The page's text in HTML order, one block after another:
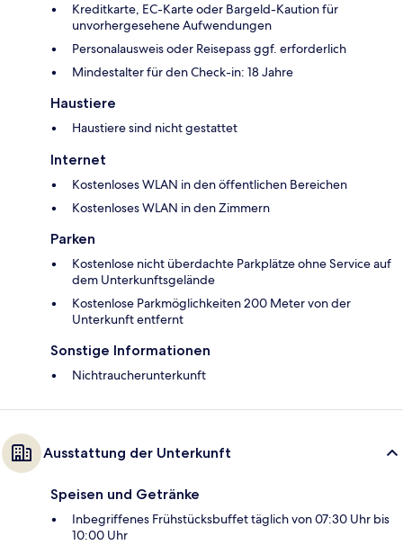
Kreditkarte, EC-Karte oder Bargeld-Kaution für
unvorhergesehene Aufwendungen
Personalausweis oder Reisepass ggf. erforderlich
Mindestalter für den Check-in: 18 Jahre
Haustiere
Haustiere sind nicht gestattet
Internet
Kostenloses WLAN in den öffentlichen Bereichen
Kostenloses WLAN in den Zimmern
Parken
Kostenlose nicht überdachte Parkplätze ohne Service auf
dem Unterkunftsgelände
Kostenlose Parkmöglichkeiten 200 Meter von der
Unterkunft entfernt
Sonstige Informationen
Nichtraucherunterkunft
Ausstattung der Unterkunft
Speisen und Getränke
Inbegriffenes Frühstücksbuffet täglich von 07:30 Uhr bis
10:00 Uhr